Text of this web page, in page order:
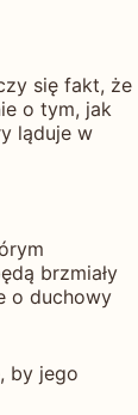
się fakt, że
o tym, jak
ląduje w
brzmiały
o duchowy
by jego